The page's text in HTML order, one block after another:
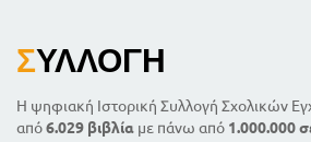
ΣΥΛΛΟΓΉ
Η ψηφιακή Ιστορική Συλλογή Σχολικών
από6.029 βιβλία με πάνω από 1.000.000